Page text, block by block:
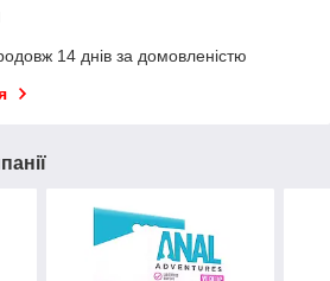
14 днів за домовленістю